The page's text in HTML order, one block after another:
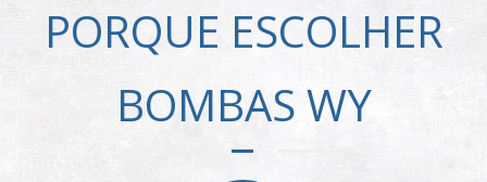
PORQUE ESCOLHER
BOMBAS WY